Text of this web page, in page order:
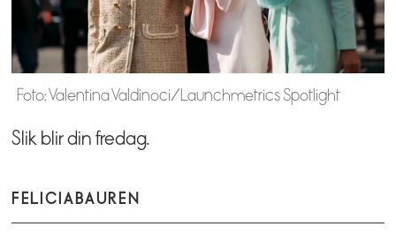
Foto: Valentina Valdinoci/Launchmetrics Spotlight
Slik blir din fredag.
FELICIA BAUREN